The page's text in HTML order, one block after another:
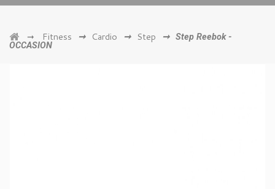
➞ Fitness ➞ Cardio ➞ Step ➞ Step Reebok -
OCCASION